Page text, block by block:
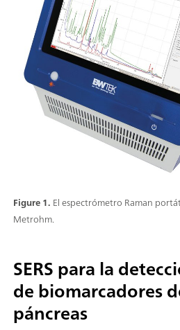
Figure 1. El espectrómetro Raman
Metrohm.
SERS para la
de biomarcadores
páncreas